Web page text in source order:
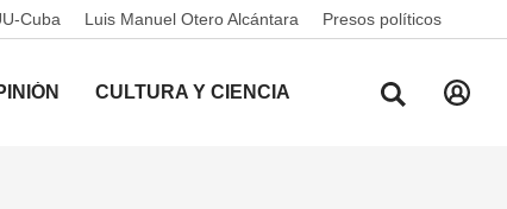
Cuba Luis Manuel Otero Alcántara Presos políticos
CULTURA Y CIENCIA